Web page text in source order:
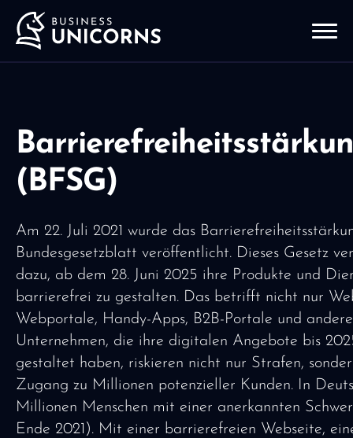
(BFSG)
Am 22. Juli 2021 wurde das
Bundesgesetzblatt veröffentlicht. Dieses Gesetz
dazu, ab dem 28. Juni 2025 ihre Produkte und
barrierefrei zu gestalten. Das betrifft nicht nur
Webportale, Handy-Apps, B2B-Portale und
Unternehmen, die ihre digitalen Angebote bis
gestaltet haben, riskieren nicht nur Strafen,
Zugang zu Millionen potenzieller Kunden. In
Millionen Menschen mit einer anerkannten
Ende 2021). Mit einer barrierefreien Webseite,